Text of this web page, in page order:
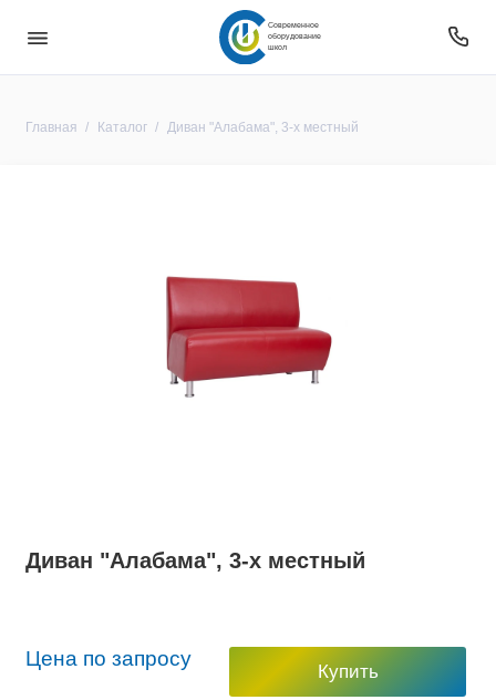
Современное
оборудование
школ
Главная Каталог Диван "Алабама", 3-х местный
Диван "Алабама", 3-х местный
Цена по запросу
Купить